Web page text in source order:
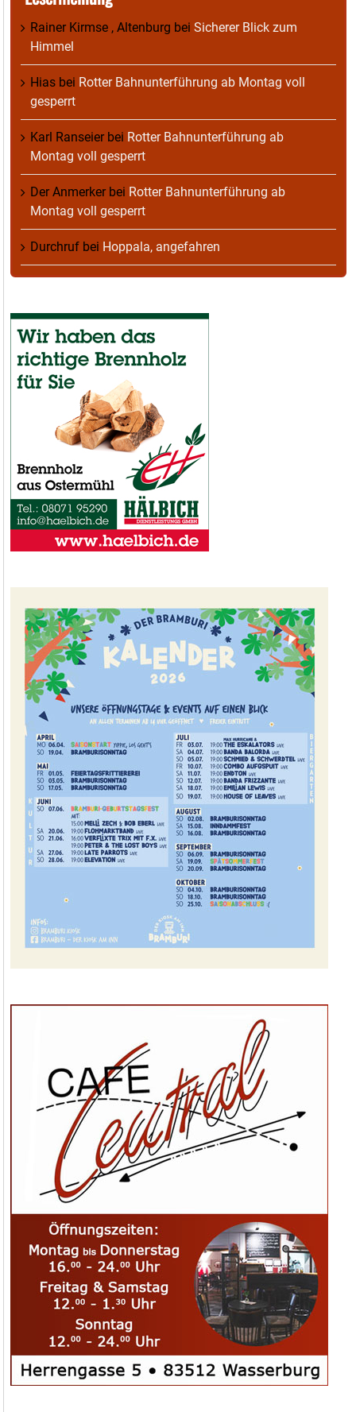
Rainer Kirmse , Altenburg bei Sicherer Blick zum
Himmel
Hias bei Rotter Bahnunterführung ab Montag voll
gesperrt
Karl Ranseierbei Rotter Bahnunterführung ab
Montag voll gesperrt
Der Anmerkerbei Rotter Bahnunterführung ab
Montag voll gesperrt
Durchruf bei Hoppala, angefahren